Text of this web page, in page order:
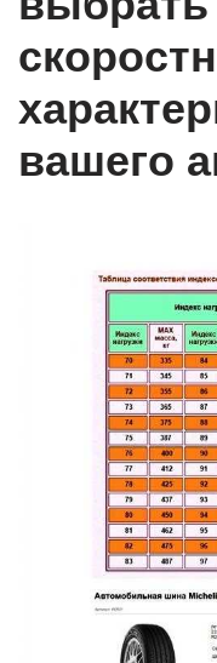
вашего